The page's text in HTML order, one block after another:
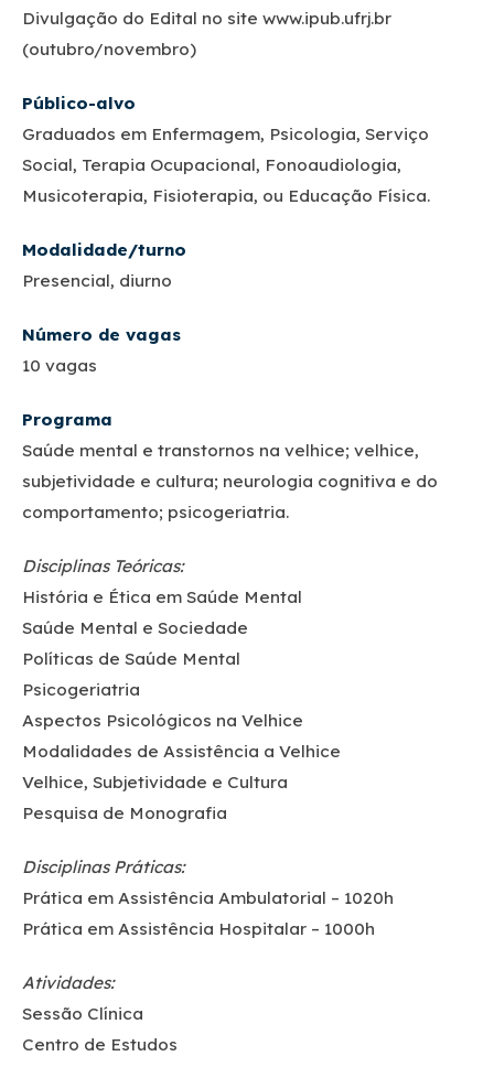
Divulgação do Edital no site www.ipub.ufrj.br
(outubro/novembro)
Público-alvo
Graduados em Enfermagem, Psicologia, Serviço
Social, Terapia Ocupacional, Fonoaudiologia,
Musicoterapia, Fisioterapia, ou Educação Física.
Modalidade/turno
Presencial, diurno
Número de vagas
10 vagas
Programa
Saúde mental e transtornos na velhice; velhice,
subjetividade e cultura; neurologia cognitiva e do
comportamento; psicogeriatria.
Disciplinas Teóricas:
História e Ética em Saúde Mental
Saúde Mental e Sociedade
Políticas de Saúde Mental
Psicogeriatria
Aspectos Psicológicos na Velhice
Modalidades de Assistência a Velhice
Velhice, Subjetividade e Cultura
Pesquisa de Monografia
Disciplinas Práticas:
Prática em Assistência Ambulatorial – 1020h
Prática em Assistência Hospitalar – 1000h
Atividades:
Sessão Clínica
Centro de Estudos